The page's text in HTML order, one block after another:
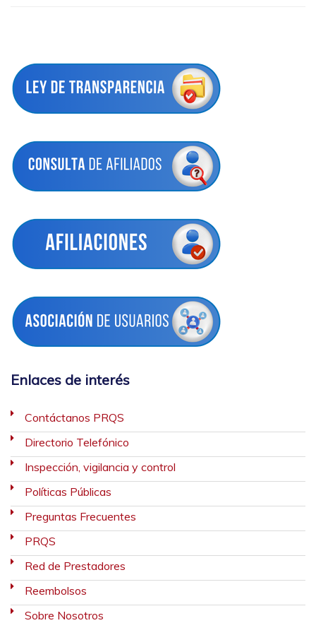
Enlaces de interés
Contáctanos PRQS
Directorio Telefónico
Inspección, vigilancia y control
Políticas Públicas
Preguntas Frecuentes
PRQS
Red de Prestadores
Reembolsos
Sobre Nosotros